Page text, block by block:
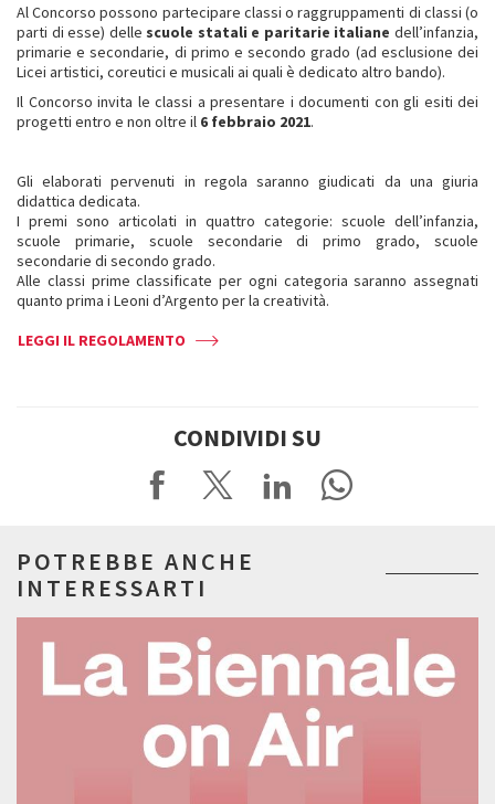
Al Concorso possono partecipare classi o raggruppamenti di classi (o
parti di esse) delle scuole statali e paritarie italiane dell’infanzia,
primarie e secondarie, di primo e secondo grado (ad esclusione dei
Licei artistici, coreutici e musicali ai quali è dedicato altro bando).
Il Concorso invita le classi a presentare i documenti con gli esiti dei
progetti entro e non oltre il 6 febbraio 2021.
Gli elaborati pervenuti in regola saranno giudicati da una giuria
didattica dedicata.
I premi sono articolati in quattro categorie: scuole dell’infanzia,
scuole primarie, scuole secondarie di primo grado, scuole
secondarie di secondo grado.
Alle classi prime classificate per ogni categoria saranno assegnati
quanto prima i Leoni d’Argento per la creatività.
LEGGI IL REGOLAMENTO
CONDIVIDI SU
POTREBBE ANCHE
INTERESSARTI